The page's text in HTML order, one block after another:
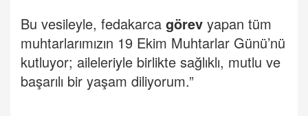
Bu vesileyle, fedakarca görev yapan tüm
muhtarlarımızın 19 Ekim Muhtarlar Günü’nü
kutluyor; aileleriyle birlikte sağlıklı, mutlu ve
başarılı bir yaşam diliyorum.”